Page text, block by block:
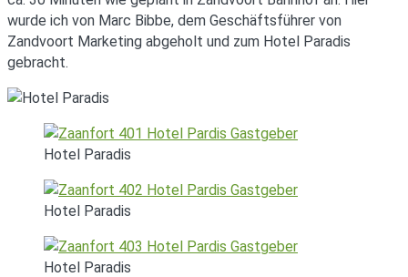
wurde ich von Marc Bibbe, dem Geschäftsführer von
Zandvoort Marketing abgeholt und zum Hotel Paradis
gebracht.
Hotel Paradis
Hotel Paradis
Hotel Paradis